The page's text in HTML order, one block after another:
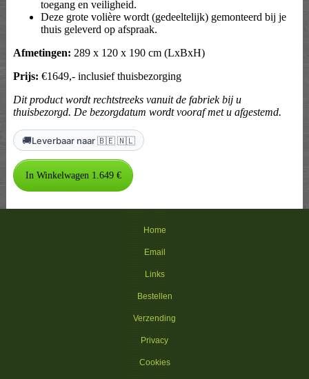
toegang en veiligheid.
Deze grote volière wordt (gedeeltelijk) gemonteerd bij je
thuis geleverd op afspraak.
Afmetingen: 289 x 120 x 190 cm (LxBxH)
Prijs: €1649,- inclusief thuisbezorging
Dit product wordt rechtstreeks vanuit de fabriek bij u
thuisbezorgd. De bezorgdatum wordt vooraf met u afgestemd.
🚚Leverbaar naar 🇧🇪 🇳🇱
Home
Email
Links
Bestellen
Verzending
Privacy
Cookies